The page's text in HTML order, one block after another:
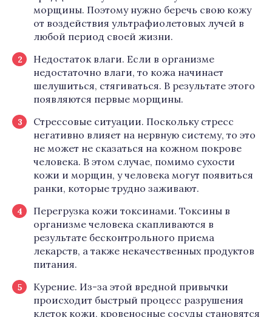
морщины. Поэтому нужно беречь свою кожу
от воздействия ультрафиолетовых лучей в
любой период своей жизни.
Недостаток влаги. Если в организме
недостаточно влаги, то кожа начинает
шелушиться, стягиваться. В результате этого
появляются первые морщины.
Стрессовые ситуации. Поскольку стресс
негативно влияет на нервную систему, то это
не может не сказаться на кожном покрове
человека. В этом случае, помимо сухости
кожи и морщин, у человека могут появиться
ранки, которые трудно заживают.
Перегрузка кожи токсинами. Токсины в
организме человека скапливаются в
результате бесконтрольного приема
лекарств, а также некачественных продуктов
питания.
Курение. Из-за этой вредной привычки
происходит быстрый процесс разрушения
клеток кожи, кровеносные сосуды становятся